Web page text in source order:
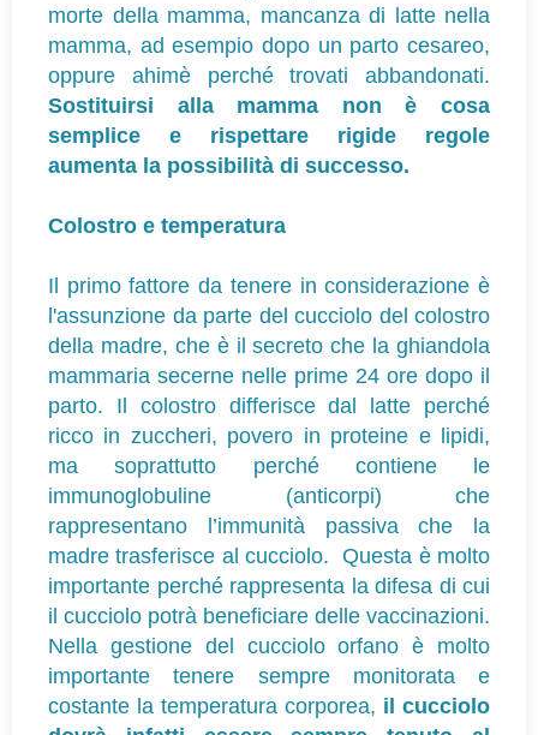
morte della mamma, mancanza di latte nella
mamma, ad esempio dopo un parto cesareo,
oppure ahimè perché trovati abbandonati.
Sostituirsi alla mamma non è cosa
semplice e rispettare rigide regole
aumenta la possibilità di successo.
Colostro e temperatura
Il primo fattore da tenere in considerazione è
l'assunzione da parte del cucciolo del colostro
della madre, che è il secreto che la ghiandola
mammaria secerne nelle prime 24 ore dopo il
parto. Il colostro differisce dal latte perché
ricco in zuccheri, povero in proteine e lipidi,
ma soprattutto perché contiene le
immunoglobuline (anticorpi) che
rappresentano l’immunità passiva che la
madre trasferisce al cucciolo. Questa è molto
importante perché rappresenta la difesa di cui
il cucciolo potrà beneficiare delle vaccinazioni.
Nella gestione del cucciolo orfano è molto
importante tenere sempre monitorata e
costante la temperatura corporea, il cucciolo